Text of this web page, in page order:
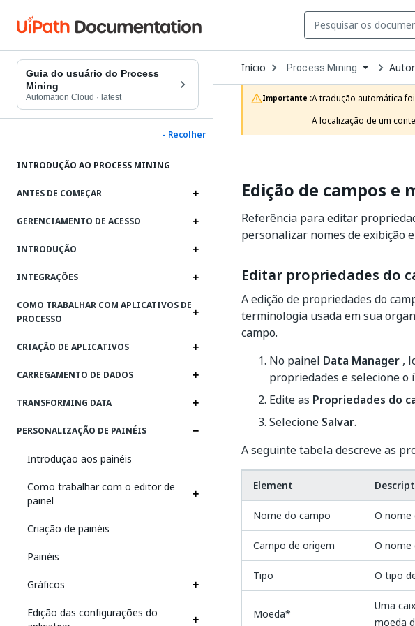
Guia do usuário do Process
Mining
Automation Cloud · latest
- Recolher
INTRODUÇÃO AO PROCESS MINING
ANTES DE COMEÇAR
GERENCIAMENTO DE ACESSO
INTRODUÇÃO
INTEGRAÇÕES
COMO TRABALHAR COM APLICATIVOS DE
PROCESSO
CRIAÇÃO DE APLICATIVOS
CARREGAMENTO DE DADOS
TRANSFORMING DATA
PERSONALIZAÇÃO DE PAINÉIS
Introdução aos painéis
Como trabalhar com o editor de
painel
Criação de painéis
Painéis
Gráficos
Edição das configurações do
Início Open
Dropdown
to
choose
product
Process Mining
Importante :A tradução automática
A localização de um
Edição de campos e
Referência para editar
personalizar nomes de exibição
Editar propriedades do
A edição de propriedades do
terminologia usada em sua
campo.
No painel Data Manager ,
propriedades e selecione o
Edite as Propriedades do
Selecione Salvar.
A seguinte tabela descreve as
Element
Nome do campo O nome
Campo de origem O nome
Tipo O tipo
Moeda*
Uma
moeda